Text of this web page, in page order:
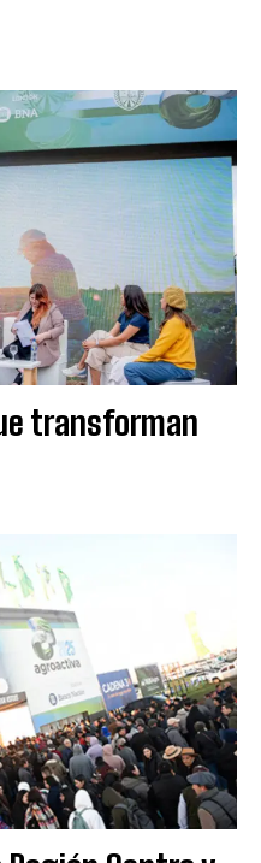
transforman